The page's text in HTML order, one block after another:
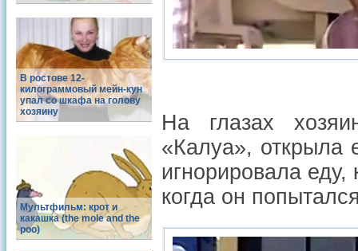
В ростове 12-
килограммовый мейн-кун
упал со шкафа на голову
хозяину
Мультфильм: крот и
какашка (the mole and the
poo)
На глазах
«Калуа», открыла
игнорировала
когда он